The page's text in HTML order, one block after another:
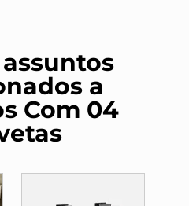
a
Com 04